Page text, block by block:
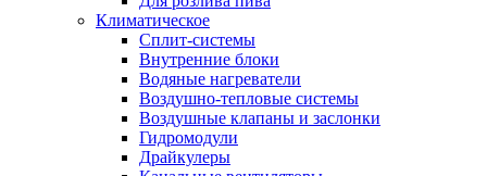
Климатическое
Сплит-системы
Внутренние блоки
Водяные нагреватели
Воздушно-тепловые системы
Воздушные клапаны и заслонки
Гидромодули
Драйкулеры